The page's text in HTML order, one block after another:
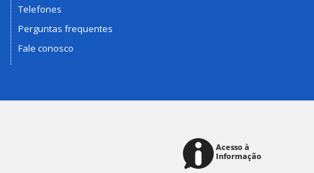
Telefones
Perguntas frequentes
Fale conosco